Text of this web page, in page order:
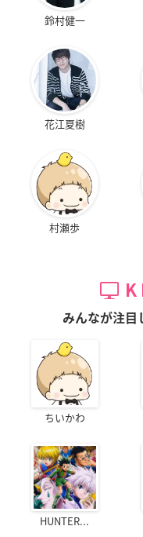
鈴村健一
花江夏樹
村瀬歩
みんなが注目
ちいかわ
HUNTER...